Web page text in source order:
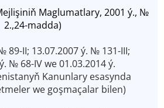
Maglumatlary, 2001 ý., №
2.,24-madda)
89-II; 13.07.2007 ý. № 131-III;
№ 68-IV we 01.03.2014 ý.
Kanunlary esasynda
we goşmaçalar bilen)